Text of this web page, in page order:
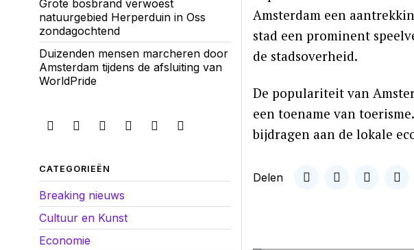
Amsterdam een
stad een prominent
de stadsoverheid.
De populariteit van
een toename van
bijdragen aan de lokale
Delen
Grote bosbrand verwoest
natuurgebied Herperduin in Oss
zondagochtend
Duizenden mensen marcheren door
Amsterdam tijdens de afsluiting van
WorldPride
CATEGORIEËN
Breaking nieuws
Cultuur en Kunst
Economie